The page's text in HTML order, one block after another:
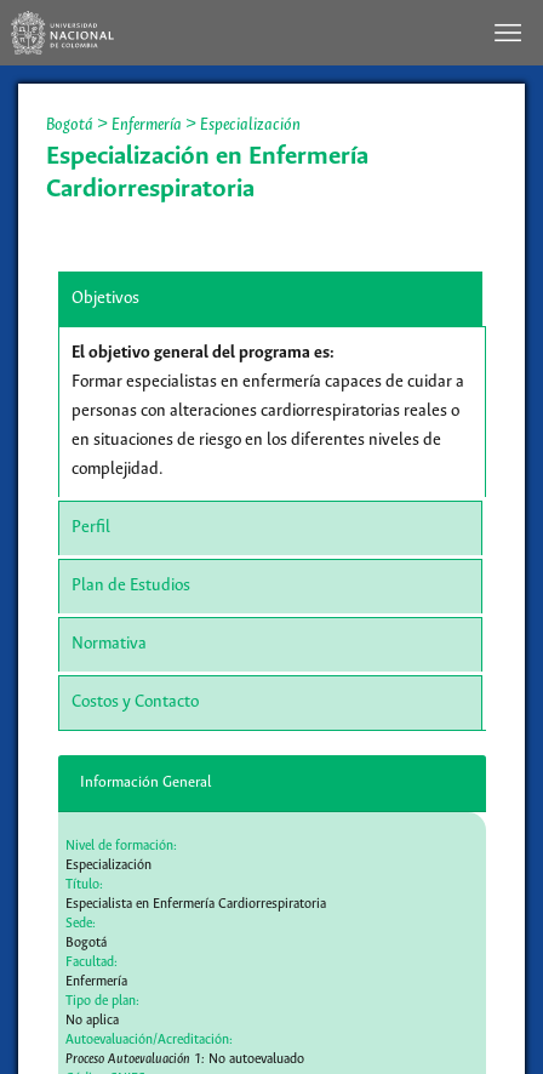
Bogotá > Enfermería > Especialización
Especialización en Enfermería
Cardiorrespiratoria
Objetivos
El objetivo general del programa es:
Formar especialistas en enfermería capaces de cuidar a
personas con alteraciones cardiorrespiratorias reales o
en situaciones de riesgo en los diferentes niveles de
complejidad.
Perfil
Plan de Estudios
Normativa
Costos y Contacto
Información General
Nivel de formación:
Especialización
Título:
Especialista en Enfermería Cardiorrespiratoria
Sede:
Bogotá
Facultad:
Enfermería
Tipo de plan:
No aplica
Autoevaluación/Acreditación:
Proceso Autoevaluación 1: No autoevaluado